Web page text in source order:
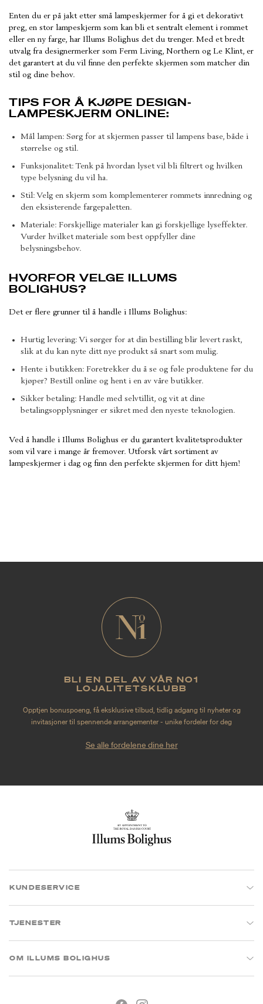
Enten du er på jakt etter små lampeskjermer for å gi et dekorativt
preg, en stor lampeskjerm som kan bli et sentralt element i rommet
eller en ny farge, har Illums Bolighus det du trenger. Med et bredt
utvalg fra designermerker som Ferm Living, Northern og Le Klint, er
det garantert at du vil finne den perfekte skjermen som matcher din
stil og dine behov.
TIPS FOR Å KJØPE DESIGN-
LAMPESKJERM ONLINE:
Mål lampen: Sørg for at skjermen passer til lampens base, både i
størrelse og stil.
Funksjonalitet: Tenk på hvordan lyset vil bli filtrert og hvilken
type belysning du vil ha.
Stil: Velg en skjerm som komplementerer rommets innredning og
den eksisterende fargepaletten.
Materiale: Forskjellige materialer kan gi forskjellige lyseffekter.
Vurder hvilket materiale som best oppfyller dine
belysningsbehov.
HVORFOR VELGE ILLUMS
BOLIGHUS?
Det er flere grunner til å handle i Illums Bolighus:
Hurtig levering: Vi sørger for at din bestilling blir levert raskt,
slik at du kan nyte ditt nye produkt så snart som mulig.
Hente i butikken: Foretrekker du å se og føle produktene før du
kjøper? Bestill online og hent i en av våre butikker.
Sikker betaling: Handle med selvtillit, og vit at dine
betalingsopplysninger er sikret med den nyeste teknologien.
Ved å handle i Illums Bolighus er du garantert kvalitetsprodukter
som vil vare i mange år fremover. Utforsk vårt sortiment av
lampeskjermer i dag og finn den perfekte skjermen for ditt hjem!
BLI EN DEL AV VÅR NO1
LOJALITETSKLUBB
Opptjen bonuspoeng, få eksklusive tilbud, tidlig adgang til nyheter og
invitasjoner til spennende arrangementer - unike fordeler for deg
Se alle fordelene dine her
KUNDESERVICE
TJENESTER
OM ILLUMS BOLIGHUS